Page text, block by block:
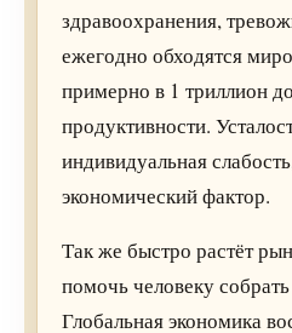
здравоохранения,
ежегодно обходятся
примерно в 1 триллион
продуктивности.
индивидуальная
экономический фактор.
Так же быстро растёт
помочь человеку
Глобальная экономика